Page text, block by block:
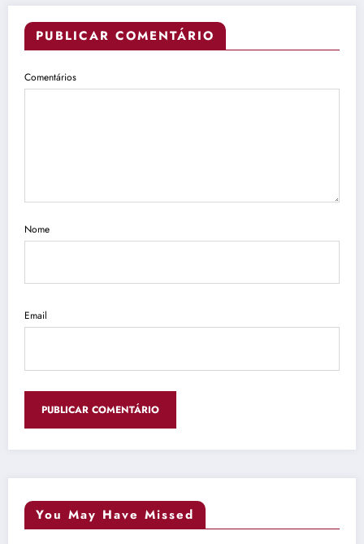
PUBLICAR COMENTÁRIO
Comentários
Nome
Email
You May Have Missed